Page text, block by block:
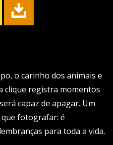
o carinho dos animais e
clique registra momentos
capaz de apagar. Um
fotografar: é
para toda a vida.